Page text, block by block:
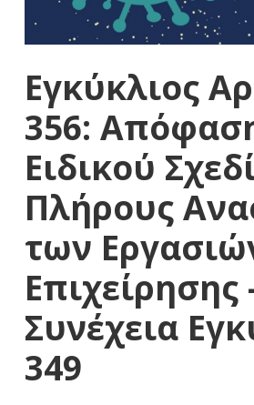
Εγκύκλιος
356:
Ειδικού
Πλήρους
των
Επιχείρησης
Συνέχεια
349